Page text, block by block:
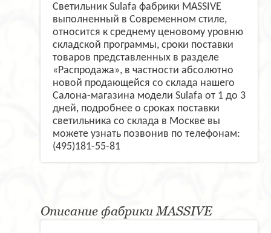
Светильник Sulafa фабрики MASSIVE
выполненный в Современном стиле,
относится к среднему ценовому уровню
складской программы, сроки поставки
товаров представленных в разделе
«Распродажа», в частности абсолютно
новой продающейся со склада нашего
Салона-магазина модели Sulafa от 1 до 3
дней, подробнее о сроках поставки
светильника со склада в Москве вы
можете узнать позвонив по телефонам:
(495)181-55-81
Описание фабрики MASSIVE